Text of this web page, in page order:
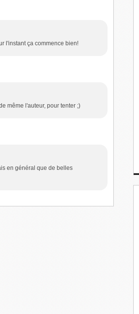
l'instant ça commence bien!
même l'auteur, pour tenter ;)
en général que de belles